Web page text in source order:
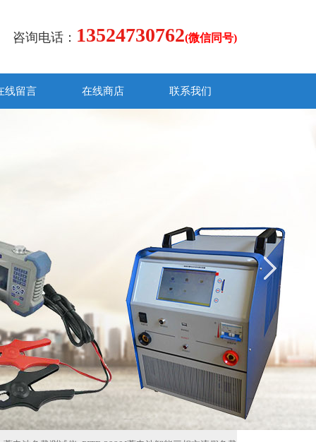
咨询电话： 13524730762(微信同号)
线留言 在线商店 联系我们